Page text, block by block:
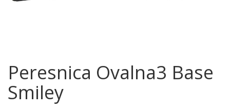
Peresnica Ovalna3 Base
Smiley